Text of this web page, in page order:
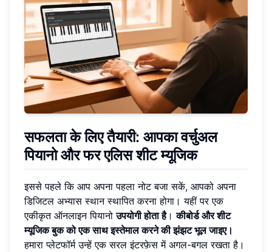
सफलता के लिए तैयारी: आपका वर्चुअल
पियानो और फर एलिस शीट म्यूजिक
इससे पहले कि आप अपना पहला नोट बजा सकें, आपको अपना
डिजिटल अभ्यास स्थान स्थापित करना होगा। यहीं पर एक
एकीकृत ऑनलाइन पियानोउपयोगी होता है।कीबोर्ड और शीट
म्यूजिक बुक को एक साथ इस्तेमाल करने की झंझट भूल जाइए।
हमारा प्लेटफॉर्म उन्हें एक सरल इंटरफ़ेस में अगल-बगल रखता है।